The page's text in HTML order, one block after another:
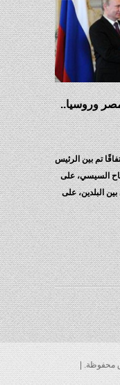
مصر وروسيا..
تم بين الرئيس
السيسي، على
بين البلدين، على
محفوظة. |